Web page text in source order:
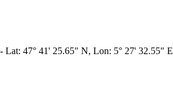
Lat: 47° 41' 25.65" N, Lon: 5° 27' 32.55" E